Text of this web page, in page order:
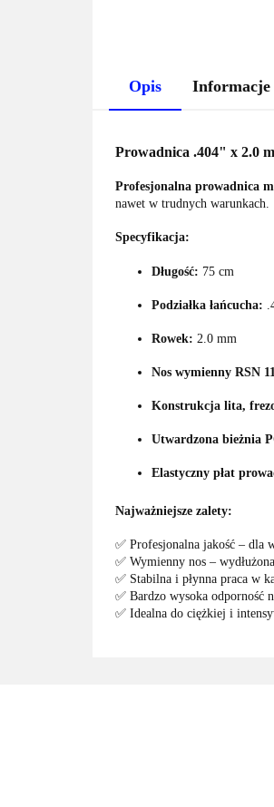
Opis Informacje
Prowadnica .404" x 2.0
Profesjonalna prowadnica
nawet w trudnych warunkach.
Specyfikacja:
Długość: 75 cm
Podziałka łańcucha:
Rowek: 2.0 mm
Nos wymienny RSN
Konstrukcja lita,
Utwardzona bieżnia
Elastyczny płat
Najważniejsze zalety:
✅ Profesjonalna jakość – dla
✅ Wymienny nos –
✅ Stabilna i płynna praca w
✅ Bardzo wysoka odporność
✅ Idealna do ciężkiej i